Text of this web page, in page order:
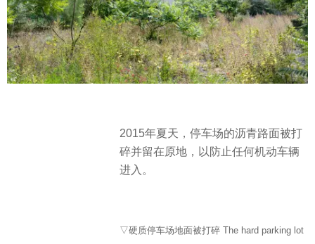
2015年夏天，停车场的沥青路面被打
碎并留在原地，以防止任何机动车辆
进入。
▽硬质停车场地面被打碎 The hard parking lot